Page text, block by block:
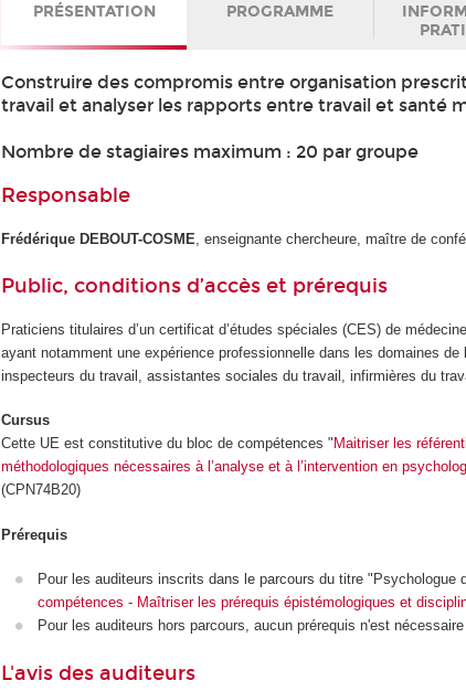
PRÉSENTATION PROGRAMME
Construire des compromis entre organisation
travail et analyser les rapports entre travail et santé
Nombre de stagiaires maximum : 20 par groupe
Responsable
Frédérique DEBOUT-COSME , enseignante chercheure, maître de
Public, conditions d’accès et prérequis
Praticiens titulaires d’un certificat d’études spéciales (CES) de
ayant notamment une expérience professionnelle dans les domaines
inspecteurs du travail, assistantes sociales du travail, infirmières du
Cursus
Cette UE est constitutive du bloc de compétences " Maitriser les
méthodologiques nécessaires à l’analyse et à l’intervention en
(CPN74B20)
Prérequis
Pour les auditeurs inscrits dans le parcours du titre "Psychologue
compétences - Maîtriser les prérequis épistémologiques et
Pour les auditeurs hors parcours, aucun prérequis n'est nécessaire
L'avis des auditeurs